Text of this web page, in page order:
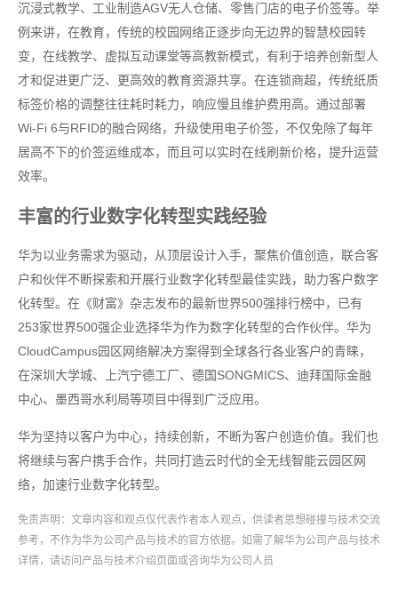
沉浸式教学、工业制造AGV无人仓储、零售门店的电子价签等。举
例来讲，在教育，传统的校园网络正逐步向无边界的智慧校园转
变，在线教学、虚拟互动课堂等高教新模式，有利于培养创新型人
才和促进更广泛、更高效的教育资源共享。在连锁商超，传统纸质
标签价格的调整往往耗时耗力，响应慢且维护费用高。通过部署
Wi-Fi 6与RFID的融合网络，升级使用电子价签，不仅免除了每年
居高不下的价签运维成本，而且可以实时在线刷新价格，提升运营
效率。
丰富的行业数字化转型实践经验
华为以业务需求为驱动，从顶层设计入手，聚焦价值创造，联合客
户和伙伴不断探索和开展行业数字化转型最佳实践，助力客户数字
化转型。在《财富》杂志发布的最新世界500强排行榜中，已有
253家世界500强企业选择华为作为数字化转型的合作伙伴。华为
CloudCampus园区网络解决方案得到全球各行各业客户的青睐，
在深圳大学城、上汽宁德工厂、德国SONGMICS、迪拜国际金融
中心、墨西哥水利局等项目中得到广泛应用。
华为坚持以客户为中心，持续创新，不断为客户创造价值。我们也
将继续与客户携手合作，共同打造云时代的全无线智能云园区网
络，加速行业数字化转型。
免责声明：文章内容和观点仅代表作者本人观点，供读者思想碰撞与技术交流
参考，不作为华为公司产品与技术的官方依据。如需了解华为公司产品与技术
详情，请访问产品与技术介绍页面或咨询华为公司人员